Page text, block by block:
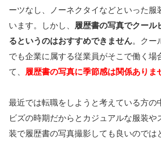
ーツなし、ノーネクタイなどといった服
います。しかし、
履歴書の写真でクール
るというのはおすすめできません。クー
でも企業に属する従業員がそこで働く場
て、
履歴書の写真に季節感は関係ありま
最近では転職をしようと考えている方の
ビズの時期だからとカジュアルな服装や
装で履歴書の写真撮影しても良いのでは